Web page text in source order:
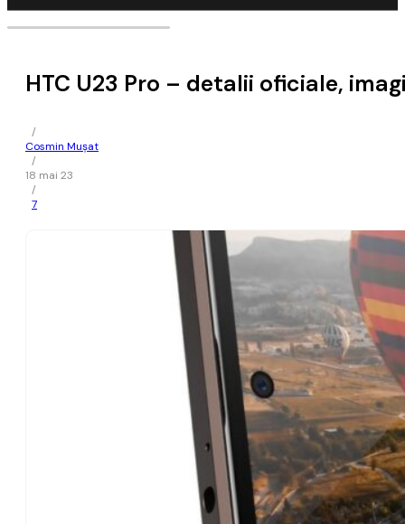
HTC U23 Pro – detalii oficiale,
/
Cosmin Mușat
/
18 mai 23
/
7